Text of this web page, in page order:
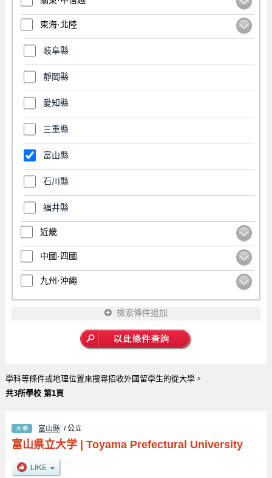
東海·北陸
岐阜縣
靜岡縣
愛知縣
三重縣
富山縣
石川縣
福井縣
近畿
中國·四國
九州·沖繩
檢索條件追加
學科等條件或地理位置來搜尋招收外國留學生的從大學。
共3所學校 第1頁
富山縣 / 公立
富山県立大学| Toyama Prefectural University